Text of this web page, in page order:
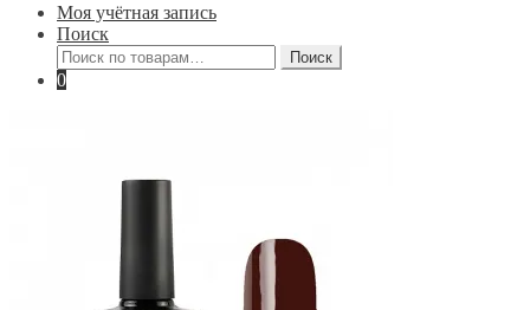
Моя учётная запись
Поиск
Искать:
Поиск
0